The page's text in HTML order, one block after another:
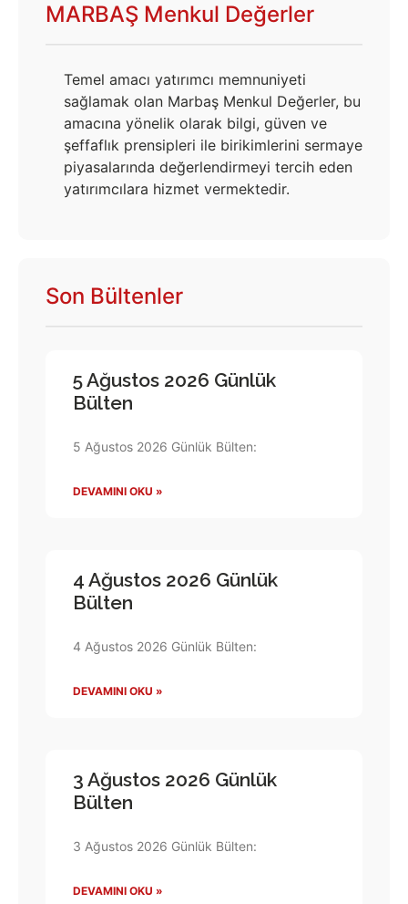
MARBAŞ Menkul Değerler
Temel amacı yatırımcı memnuniyeti
sağlamak olan Marbaş Menkul Değerler, bu
amacına yönelik olarak bilgi, güven ve
şeffaflık prensipleri ile birikimlerini sermaye
piyasalarında değerlendirmeyi tercih eden
yatırımcılara hizmet vermektedir.
Son Bültenler
5 Ağustos 2026 Günlük
Bülten
5 Ağustos 2026 Günlük Bülten:
DEVAMINI OKU »
4 Ağustos 2026 Günlük
Bülten
4 Ağustos 2026 Günlük Bülten:
DEVAMINI OKU »
3 Ağustos 2026 Günlük
Bülten
3 Ağustos 2026 Günlük Bülten:
DEVAMINI OKU »